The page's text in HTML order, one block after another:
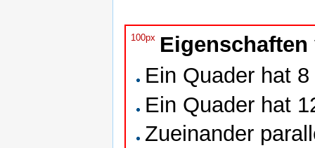
100px
Ein Quader hat
Ein Quader hat
Zueinander